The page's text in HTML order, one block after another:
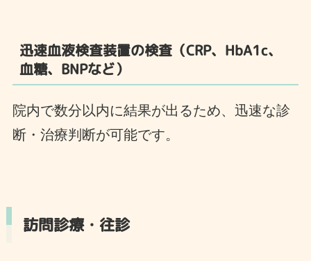
迅速血液検査装置の検査（CRP、HbA1c、
血糖、BNPなど）
院内で数分以内に結果が出るため、迅速な診
断・治療判断が可能です。
訪問診療・往診